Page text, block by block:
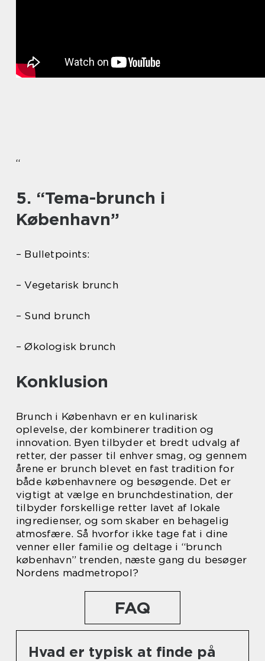
“
5. “Tema-brunch i
København”
– Bulletpoints:
– Vegetarisk brunch
– Sund brunch
– Økologisk brunch
Konklusion
Brunch i København er en kulinarisk
oplevelse, der kombinerer tradition og
innovation. Byen tilbyder et bredt udvalg af
retter, der passer til enhver smag, og gennem
årene er brunch blevet en fast tradition for
både københavnere og besøgende. Det er
vigtigt at vælge en brunchdestination, der
tilbyder forskellige retter lavet af lokale
ingredienser, og som skaber en behagelig
atmosfære. Så hvorfor ikke tage fat i dine
venner eller familie og deltage i “brunch
københavn” trenden, næste gang du besøger
Nordens madmetropol?
FAQ
Hvad er typisk at finde på